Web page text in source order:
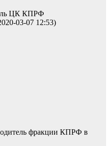
ЦК КПРФ
03-07 12:53)
фракции КПРФ в